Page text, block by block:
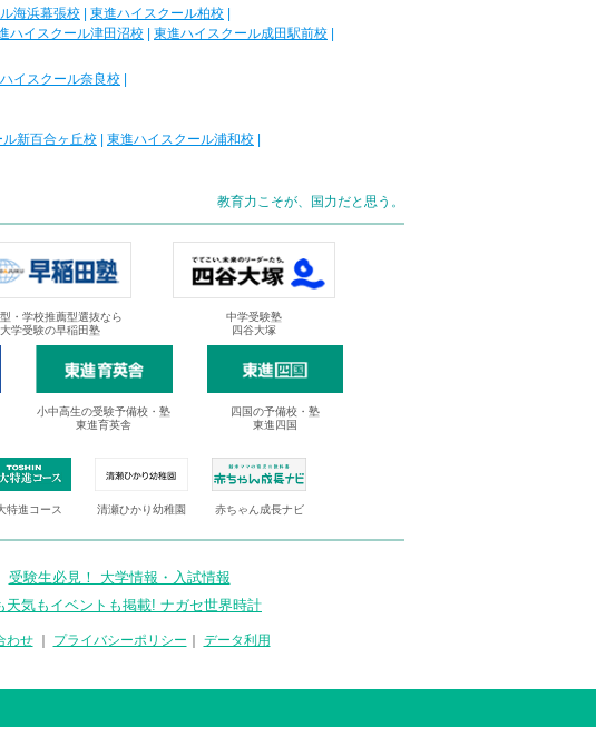
海浜幕張校 東進ハイスクール柏校
ハイスクール津田沼校 東進ハイスクール成田駅前校
イスクール奈良校
新百合ヶ丘校 東進ハイスクール浦和校
教育力こそが、国力だと思う。
・学校推薦型選抜なら
大学受験の早稲田塾
中学受験塾
四谷大塚
小中高生の受験予備校・塾
東進育英舎
四国の予備校・塾
東進四国
特進コース 清瀬ひかり幼稚園 赤ちゃん成長ナビ
受験生必見！ 大学情報・入試情報
天気もイベントも掲載! ナガセ世界時計
わせ｜ プライバシーポリシー データ利用